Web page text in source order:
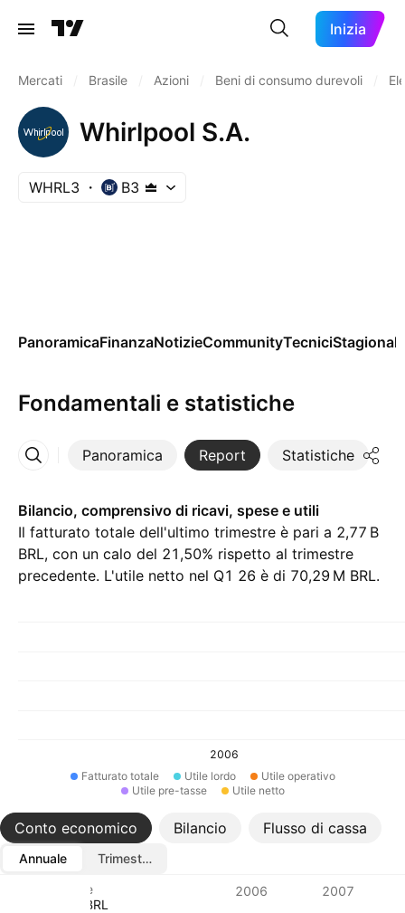
Inizia
Mercati Brasile Azioni Beni di consumo durevoli
Whirlpool S.A.
WHRL3 B3
PanoramicaFinanzaNotizieCommunityTecnici
Fondamentali e statistiche
Panoramica Report Statistiche
Altro
Bilancio, comprensivo di ricavi, spese e utili
Il fatturato totale dell'ultimo trimestre è pari a ‪2,77 B‬
BRL, con un calo del 21,50% rispetto al trimestre
precedente. L'utile netto nel Q1 26 è di ‪70,29 M‬ BRL.
2006
Fatturato totale
Utile lordo
Utile operativo
Utile pre-tasse
Utile netto
Conto economico Bilancio Flusso di cassa
Annuale
Trimestrale
Metriche
Valuta: BRL
2006 2007